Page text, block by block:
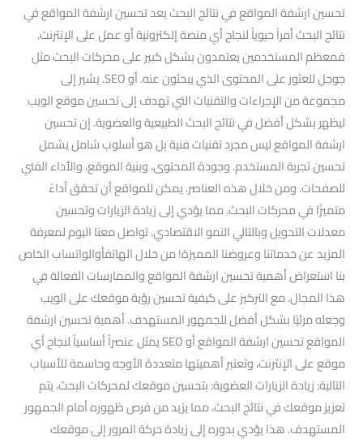
تحسين ارشفة المواقع في نتائج البحث يعد تحسين ارشفة المواقع في
نتائج البحث أمراً حيوياً لنجاح أي منصة إلكترونية أو عمل على الإنترنت.
فمعظم المستخدمين يعتمدون بشكل كبير على محركات البحث مثل
جوجل للعثور على المحتوى الذي يبحثون عنه. أو SEO. يشير إلى
مجموعة من الإجراءات والتقنيات التي تهدف إلى تحسين موقع الويب
ليظهر بشكل أفضل في نتائج البحث الطبيعية والعضوية. إن تحسين
ارشفة المواقع ليس مجرد تقنيات فنية بل هو أسلوب شامل يشمل
تحسين تجربة المستخدم. وجودة المحتوى، وبنية الموقع، والأداء الفني
للصفحات. ومن خلال هذه العناصر. يمكن للمواقع أن تحقق أداءً
متميزًا في محركات البحث. مما يؤدي إلى زيادة الزيارات وتحسين
معدلات التحويل وبالتالي النمو الاقتصادي. تواصل معنا اليوم لمعرفة
المزيد عن خدماتنا وعروضنا المميزة! من خلال الهاتفأوالواتساب الخاص
بنا استعراض أهمية تحسين ارشفة المواقع والممارسات الفعالة في
هذا المجال. مع التركيز على كيفية تحسين رؤية موقعك على الويب
وجعله مرئيًا بشكل أفضل للجمهور المستهدف. أهمية تحسين ارشفة
المواقع تحسين ارشفة المواقع أو SEO يمثل عنصراً أساسياً لنجاح أي
موقع على الإنترنت، وتعتبر أهميتها متعددة الأوجه وحاسمة للأسباب
التالية: زيادة الزيارات العضوية: بتحسين موقعك لمحركات البحث، يتم
تعزيز موقعك في نتائج البحث، مما يزيد من فرص ظهوره أمام الجمهور
المستهدف. هذا يؤدي بدوره إلى زيادة حركة المرور إلى موقعك